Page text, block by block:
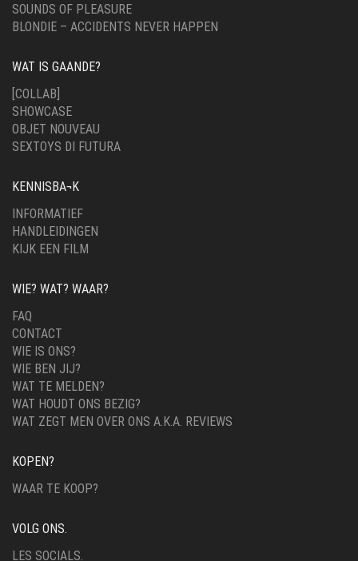
SOUNDS OF PLEASURE
BLONDIE – ACCIDENTS NEVER HAPPEN
WAT IS GAANDE?
[COLLAB]
SHOWCASE
OBJET NOUVEAU
SEXTOYS DI FUTURA
KENNISBA¬K
INFORMATIEF
HANDLEIDINGEN
KIJK EEN FILM
WIE? WAT? WAAR?
FAQ
CONTACT
WIE IS ONS?
WIE BEN JIJ?
WAT TE MELDEN?
WAT HOUDT ONS BEZIG?
WAT ZEGT MEN OVER ONS A.K.A. REVIEWS
KOPEN?
WAAR TE KOOP?
VOLG ONS.
LES SOCIALS.